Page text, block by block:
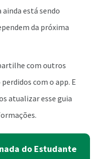
ainda está sendo
da próxima
com outros
com o app. E
atualizar esse guia
do Estudante